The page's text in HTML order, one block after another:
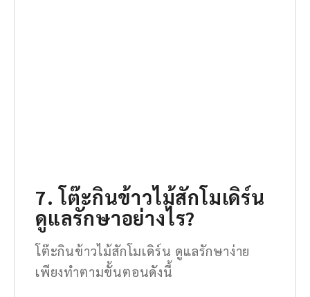
7. โต๊ะกินข้าวไม้สักโมเดิร์น
ดูแลรักษาอย่างไร?
โต๊ะกินข้าวไม้สักโมเดิร์น ดูแลรักษาง่าย
เพียงทำตามขั้นตอนดังนี้